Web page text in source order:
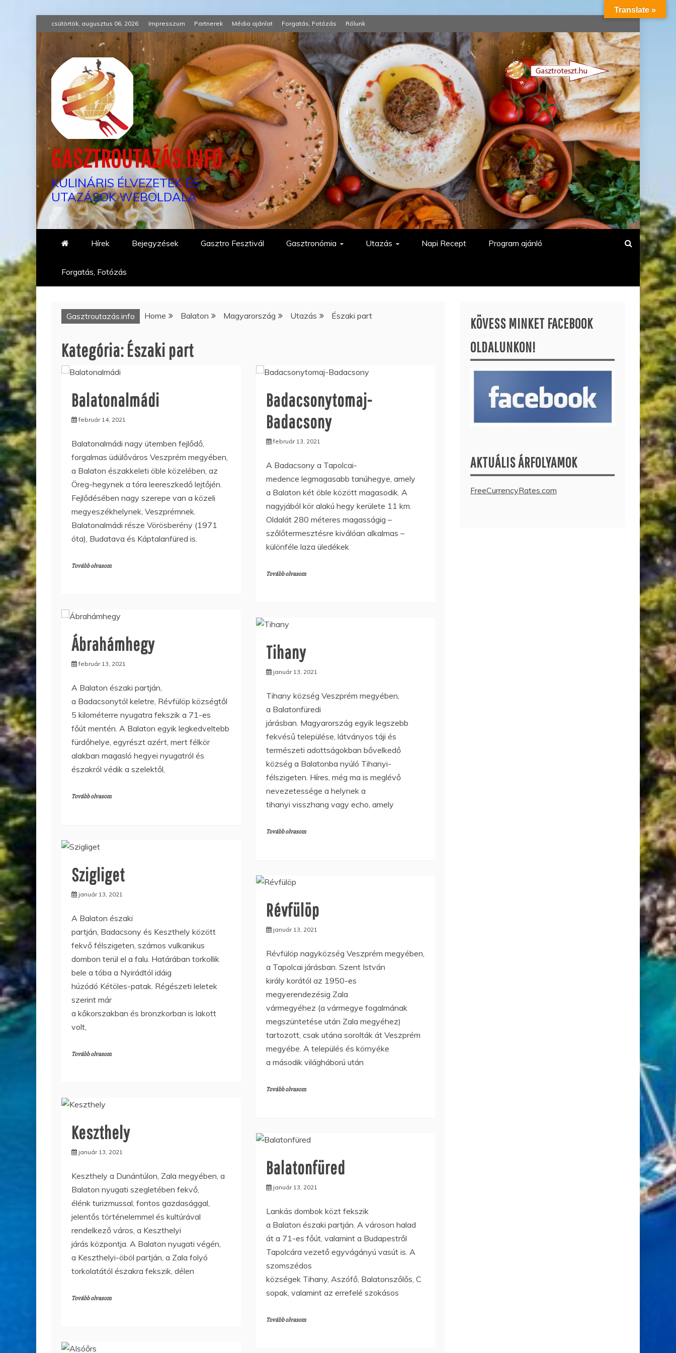
to
csütörtök, augusztus 06, 2026 Impresszum Partnerek Média ajánlat Forgatás, Fotózás Rólunk
GASZTROUTAZÁS.INFO
KULINÁRIS ÉLVEZETEK ÉS
UTAZÁSOK WEBOLDALA
Hírek Bejegyzések Gasztro Fesztivál Gasztronómia Utazás Napi Recept Program ajánló
Forgatás, Fotózás
Gasztroutazás.info Home Balaton Magyarország Utazás Északi part
Kategória:Északi part
Balatonalmádi
február 14, 2021
Balatonalmádi nagy ütemben fejlődő,
forgalmas üdülőváros Veszprém megyében,
a Balaton északkeleti öble közelében, az
Öreg-hegynek a tóra leereszkedő lejtőjén.
Fejlődésében nagy szerepe van a közeli
megyeszékhelynek, Veszprémnek.
Balatonalmádi része Vörösberény (1971
óta), Budatava és Káptalanfüred is.
Tovább olvasom
Badacsonytomaj-
Badacsony
február 13, 2021
A Badacsony a Tapolcai-
medence legmagasabb tanúhegye, amely
a Balaton két öble között magasodik. A
nagyjából kör alakú hegy kerülete 11 km.
Oldalát 280 méteres magasságig –
szőlőtermesztésre kiválóan alkalmas –
különféle laza üledékek
Tovább olvasom
Ábrahámhegy
február 13, 2021
A Balaton északi partján,
a Badacsonytól keletre, Révfülöp községtől
5 kilométerre nyugatra fekszik a 71-es
főút mentén. A Balaton egyik legkedveltebb
fürdőhelye, egyrészt azért, mert félkör
alakban magasló hegyei nyugatról és
északról védik a szelektől,
Tovább olvasom
Tihany
január 13, 2021
Tihany község Veszprém megyében,
a Balatonfüredi
járásban. Magyarország egyik legszebb
fekvésű települése, látványos táji és
természeti adottságokban bővelkedő
község a Balatonba nyúló Tihanyi-
félszigeten. Híres, még ma is meglévő
nevezetessége a helynek a
tihanyi visszhang vagy echo, amely
Tovább olvasom
Szigliget
január 13, 2021
A Balaton északi
partján, Badacsony és Keszthely között
fekvő félszigeten, számos vulkanikus
dombon terül el a falu. Határában torkollik
bele a tóba a Nyirádtól idáig
húzódó Kétöles-patak. Régészeti leletek
szerint már
a kőkorszakban és bronzkorban is lakott
volt,
Tovább olvasom
Révfülöp
január 13, 2021
Révfülöp nagyközség Veszprém megyében,
a Tapolcai járásban. Szent István
király korától az 1950-es
megyerendezésig Zala
vármegyéhez (a vármegye fogalmának
megszüntetése után Zala megyéhez)
tartozott, csak utána sorolták át Veszprém
megyébe. A település és környéke
a második világháború után
Tovább olvasom
Keszthely
január 13, 2021
Keszthely a Dunántúlon, Zala megyében, a
Balaton nyugati szegletében fekvő,
élénk turizmussal, fontos gazdasággal,
jelentős történelemmel és kultúrával
rendelkező város, a Keszthelyi
járás központja. A Balaton nyugati végén,
a Keszthelyi-öböl partján, a Zala folyó
torkolatától északra fekszik, délen
Tovább olvasom
Balatonfüred
január 13, 2021
Lankás dombok közt fekszik
a Balaton északi partján. A városon halad
át a 71-es főút, valamint a Budapestről
Tapolcára vezető egyvágányú vasút is. A
szomszédos
községek Tihany, Aszófő, Balatonszőlős, C
sopak, valamint az errefelé szokásos
Tovább olvasom
KÖVESS MINKET FACEBOOK
OLDALUNKON!
AKTUÁLIS ÁRFOLYAMOK
FreeCurrencyRates.com
Translate »